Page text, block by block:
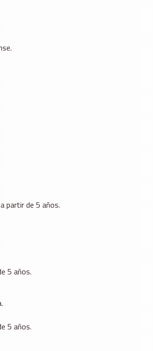
partir de 5 años.
5 años.
5 años.